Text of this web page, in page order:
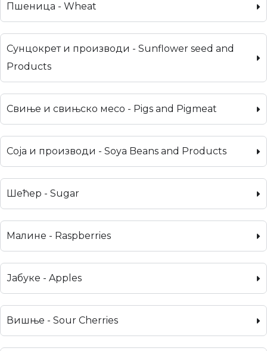
Пшеница - Wheat
Сунцокрет и производи - Sunflower seed and
Products
Свиње и свињско месо - Pigs and Pigmeat
Соја и производи - Soya Beans and Products
Шећер - Sugar
Малине - Raspberries
Јабуке - Apples
Вишње - Sour Cherries